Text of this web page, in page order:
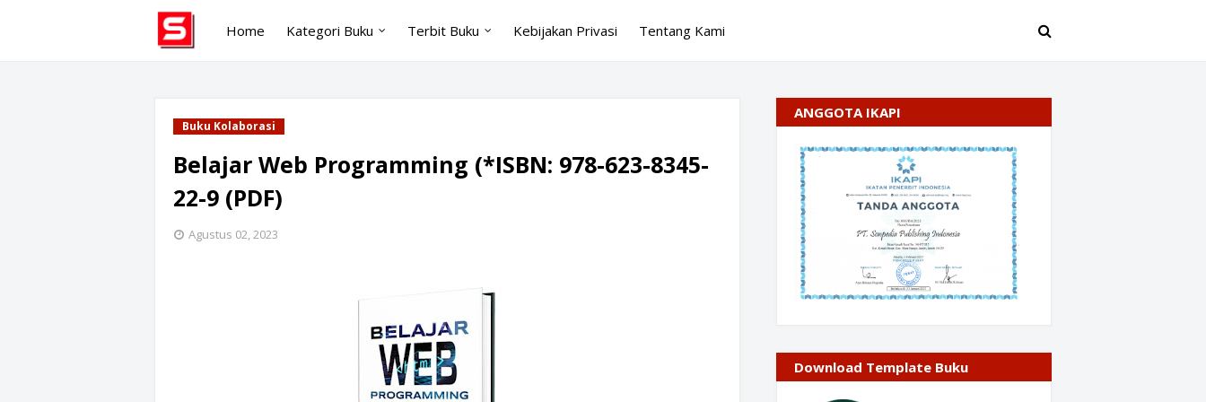
Home Kategori Buku Terbit Buku Kebijakan Privasi Tentang Kami
Buku Kolaborasi
Belajar Web Programming (*ISBN: 978-623-8345-
22-9 (PDF)
Agustus 02, 2023
ANGGOTA IKAPI
Download Template Buku